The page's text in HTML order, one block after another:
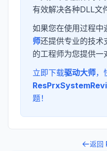
有效解决各种DLL文
如果您在使用过程中
师还提供专业的技术
的工程师为您提供一
立即下载驱动大师，
题！
返回